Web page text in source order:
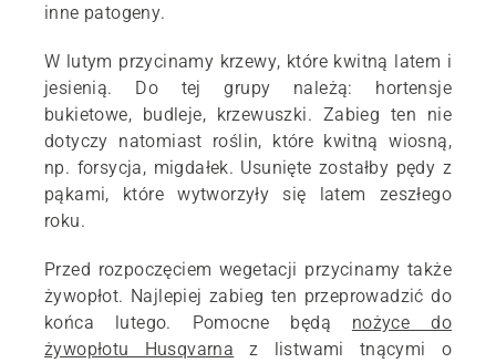
inne patogeny.
W lutym przycinamy krzewy, które kwitną latem i
jesienią. Do tej grupy należą: hortensje
bukietowe, budleje, krzewuszki. Zabieg ten nie
dotyczy natomiast roślin, które kwitną wiosną,
np. forsycja, migdałek. Usunięte zostałby pędy z
pąkami, które wytworzyły się latem zeszłego
roku.
Przed rozpoczęciem wegetacji przycinamy także
żywopłot. Najlepiej zabieg ten przeprowadzić do
końca lutego. Pomocne będą nożyce do
żywopłotu Husqvarna z listwami tnącymi o